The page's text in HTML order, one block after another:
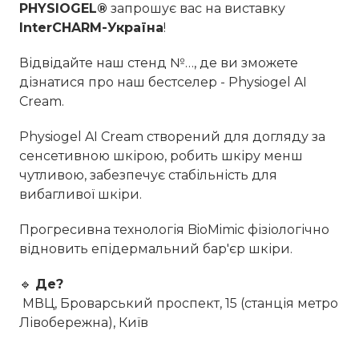
PHYSIOGEL® запрошує вас на виставку
InterCHARM-Україна!
Відвідайте наш стенд №…, де ви зможете
дізнатися про наш бестселер - Physiogel AI
Cream.
Physiogel AI Cream створений для догляду за
сенсетивною шкірою, робить шкіру менш
чутливою, забезпечує стабільність для
вибагливої шкіри.
Прогресивна технологія BioMimic фізіологічно
відновить епідермальний бар'єр шкіри.
🔹 Де?
МВЦ, Броварський проспект, 15 (станція метро
Лівобережна), Київ